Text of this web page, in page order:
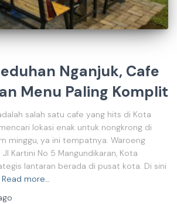
Nganjuk, Cafe
Menu Paling Komplit
salah satu cafe yang hits di Kota
lokasi enak untuk nongkrong di
minggu, ya ini tempatnya. Waroeng
Kartini No 5 Mangundikaran, Kota
lantaran berada di pusat kota. Di sini
Read more…